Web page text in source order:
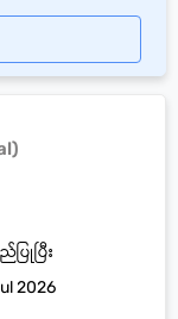
ြုပြီး
2026